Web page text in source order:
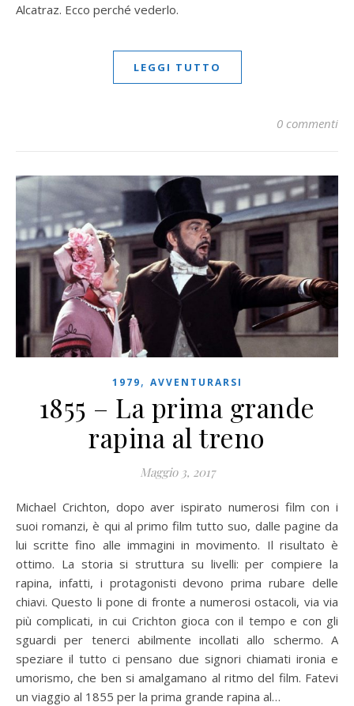
Alcatraz. Ecco perché vederlo.
LEGGI TUTTO
0 commenti
1979, AVVENTURARSI
1855 – La prima grande
rapina al treno
Maggio 3, 2017
Michael Crichton, dopo aver ispirato numerosi film con i
suoi romanzi, è qui al primo film tutto suo, dalle pagine da
lui scritte fino alle immagini in movimento. Il risultato è
ottimo. La storia si struttura su livelli: per compiere la
rapina, infatti, i protagonisti devono prima rubare delle
chiavi. Questo li pone di fronte a numerosi ostacoli, via via
più complicati, in cui Crichton gioca con il tempo e con gli
sguardi per tenerci abilmente incollati allo schermo. A
speziare il tutto ci pensano due signori chiamati ironia e
umorismo, che ben si amalgamano al ritmo del film. Fatevi
un viaggio al 1855 per la prima grande rapina al…